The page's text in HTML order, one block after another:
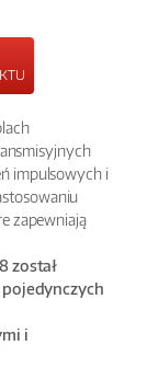
impulsowych i
zapewniają
został
i